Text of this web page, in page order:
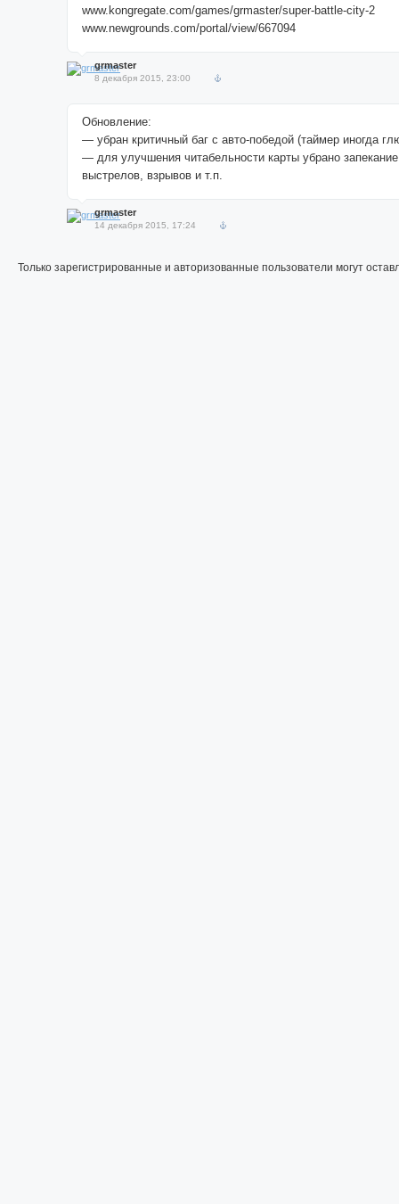
www.kongregate.com/games/grmaster/super-battle-city-2
www.newgrounds.com/portal/view/667094
grmaster
8 декабря 2015, 23:00
Обновление:
— убран критичный баг с авто-победой (таймер иногда
— для улучшения читабельности карты убрано
выстрелов, взрывов и т.п.
grmaster
14 декабря 2015, 17:24
Только зарегистрированные и авторизованные пользователи могут